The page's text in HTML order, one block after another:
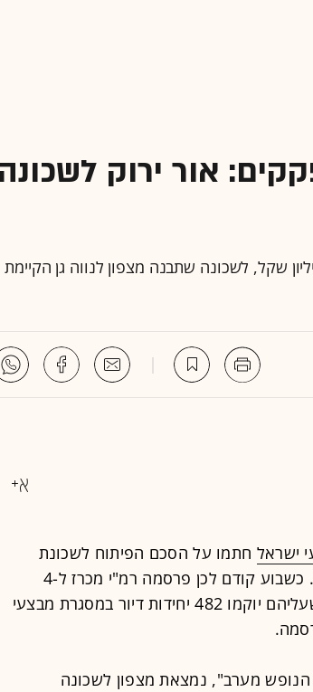
פקקים: אור ירוק לשכונה
העיר ורמ"י חתמו על הסכם פיתוח בהיקף 566 מיליון שקל, לשכונה שתבנה מצפון לנווה גן
ישראל חתמו על הסכם הפיתוח לשכונת
נווה גן צפון, בהיקף של 566 מיליון שקל. כשבוע קודם לכן פרסמה רמ"י מכרז ל-4
הנופש מערב", נמצאת מצפון לשכונה